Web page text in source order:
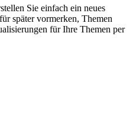
Sie einfach ein neues
später vormerken, Themen
für Ihre Themen per